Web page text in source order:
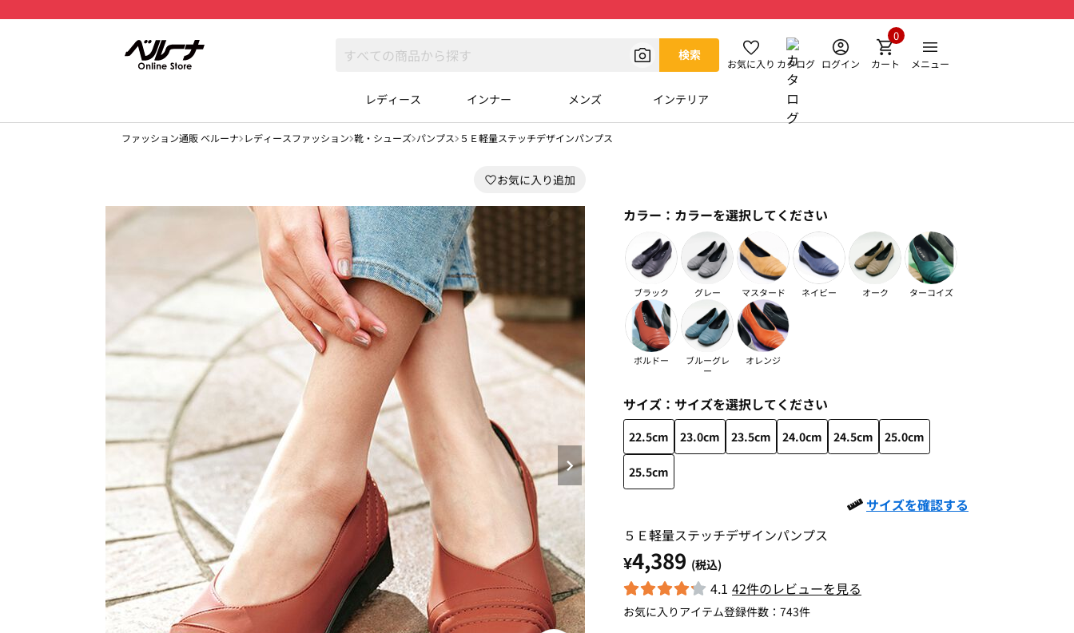
検索
お気に入り カタログ ログイン カート
0
メニュー
レディース インナー メンズ インテリア
ファッション通販 ベルーナ レディースファッション 靴・シューズ パンプス ５Ｅ軽量ステッチデザインパンプス
カラー： カラーを選択してください
ブラック グレー マスタード ネイビー オーク ターコイズ
ボルドー
ブルーグレ
ー
オレンジ
サイズ： サイズを選択してください
22.5cm 23.0cm 23.5cm 24.0cm 24.5cm 25.0cm
25.5cm
サイズを確認する
５Ｅ軽量ステッチデザインパンプス
¥4,389 (税込)
4.1 42件のレビューを見る
お気に入りアイテム登録件数： 743件